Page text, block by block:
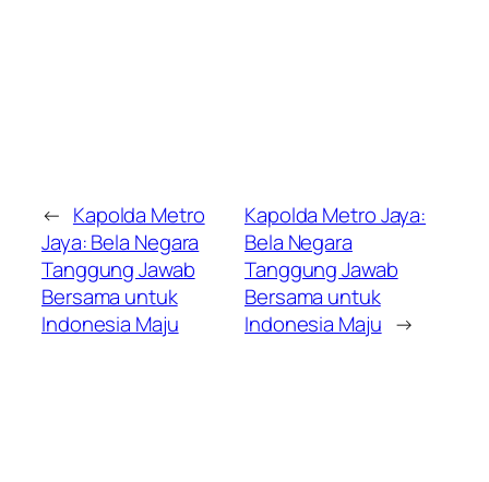
← Kapolda Metro
Jaya: Bela Negara
Tanggung Jawab
Bersama untuk
Indonesia Maju
Kapolda Metro Jaya:
Bela Negara
Tanggung Jawab
Bersama untuk
Indonesia Maju →